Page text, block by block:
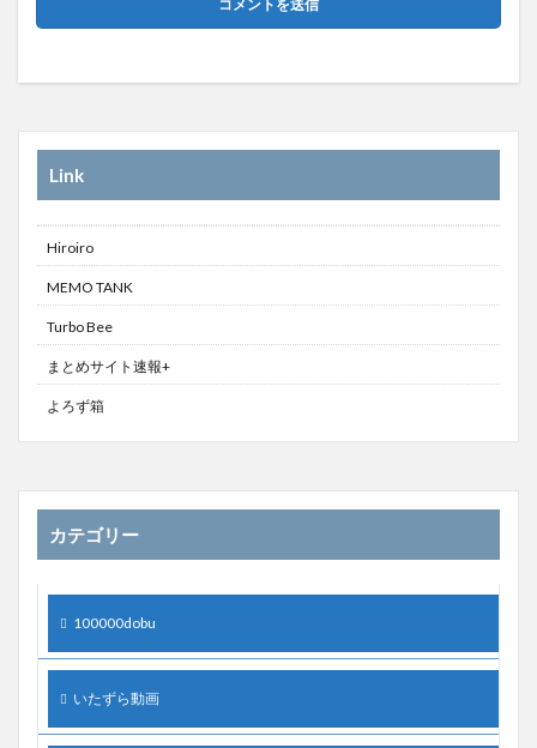
Link
Hiroiro
MEMO TANK
Turbo Bee
まとめサイト速報+
よろず箱
カテゴリー
100000dobu
いたずら動画